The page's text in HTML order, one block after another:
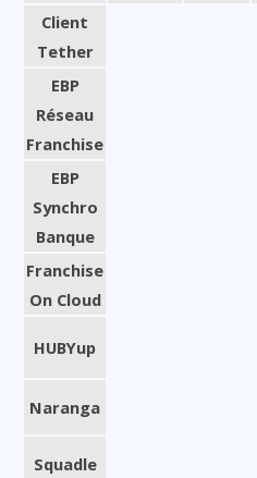
Client
Tether
EBP
Réseau
Franchise
EBP
Synchro
Banque
Franchise
On Cloud
HUBYup
Naranga
Squadle